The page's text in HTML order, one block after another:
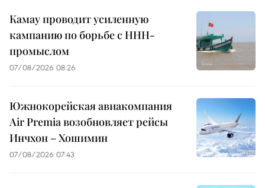
Камау проводит усиленную
кампанию по борьбе с ННН-
промыслом
07/08/2026 08:26
Южнокорейская авиакомпания
Air Premia возобновляет рейсы
Инчхон – Хошимин
07/08/2026 07:43